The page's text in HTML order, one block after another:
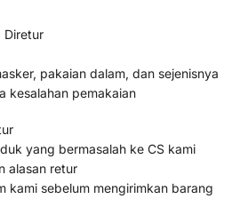
Diretur
pakaian dalam, dan sejenisnya
kesalahan pemakaian
yang bermasalah ke CS kami
alasan retur
kami sebelum mengirimkan barang